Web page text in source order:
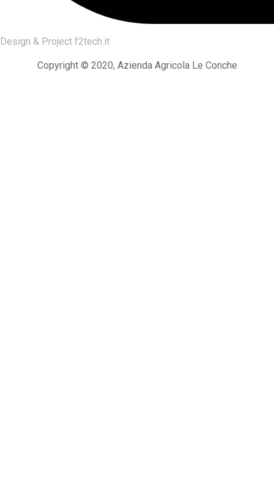
Design & Project f2tech.it
Copyright © 2020, Azienda Agricola Le Conche